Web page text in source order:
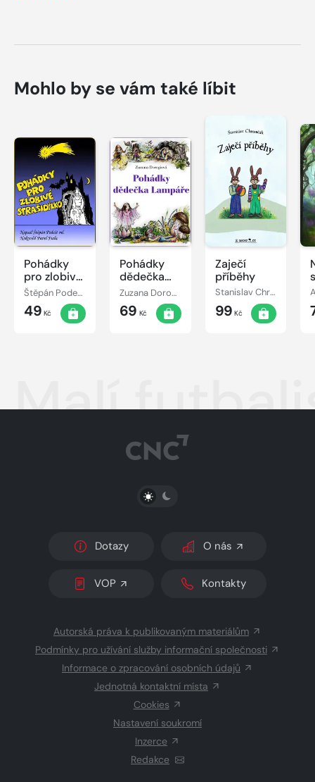
Mohlo by se vám také líbit
Pohádky
pro zlobivé
strašidýlkoŠtěpán Podešt, ml.
49 Kč
Pohádky
dědečka
Lampáře Zuzana Dorogiová
69 Kč
Zaječí
příběhy
Stanislav Chromčák
99 Kč
Malí
PŘEPNOUT SVĚTLÝ/TMAVÝ REŽIM
Dotazy O nás
VOP Kontakty
Autorská práva k publikovaným materiálům
Podmínky pro užívání služby informační společnosti
Informace o zpracování osobních údajů
Jednotná kontaktní místa
Cookies
Nastavení soukromí
Inzerce
Redakce